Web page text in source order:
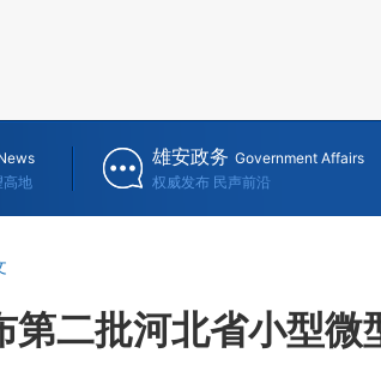
高地
雄安政务 Government Affairs
权威发布 民声前沿
第二批河北省小型